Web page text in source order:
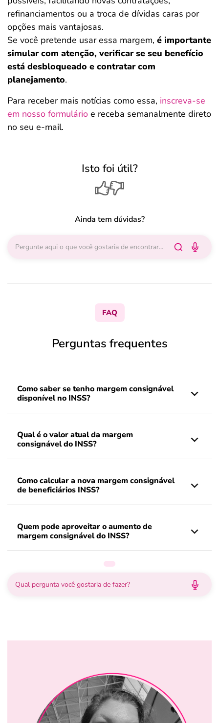
refinanciamentos ou a troca de dívidas caras por
opções mais vantajosas.
Se você pretende usar essa margem, é importante
simular com atenção, verificar se seu benefício
está desbloqueado e contratar com
planejamento.
Para receber mais notícias como essa, inscreva-se
em nosso formulário e receba semanalmente direto
no seu e-mail.
Isto foi útil?
Ainda tem dúvidas?
FAQ
Perguntas frequentes
Como saber se tenho margem consignável
disponível no INSS?
Qual é o valor atual da margem
consignável do INSS?
Como calcular a nova margem consignável
de beneficiários INSS?
Quem pode aproveitar o aumento de
margem consignável do INSS?